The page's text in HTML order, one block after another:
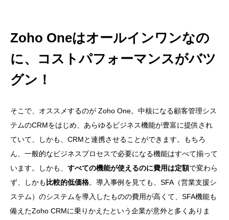
Zoho Oneはオールインワンなの
に、コストパフォーマンスがバツ
グン！
そこで、オススメするのが Zoho One。中核になる顧客管理シス
テムのCRMをはじめ、あらゆるビジネス機能が豊富に提供され
ていて、しかも、CRMと連携させることができます。もちろ
ん、一般的なビジネスプロセスで必要になる機能はすべて揃って
います。しかも、 すべての機能が使えるのに費用は定額で変わら
ず、しかも 比較的低価格。導入事例を見ても、SFA（営業支援シ
ステム）のシステムを導入したものの費用が高くて、SFA機能も
備えたZoho CRMに乗りかえたという企業が意外と多くありま